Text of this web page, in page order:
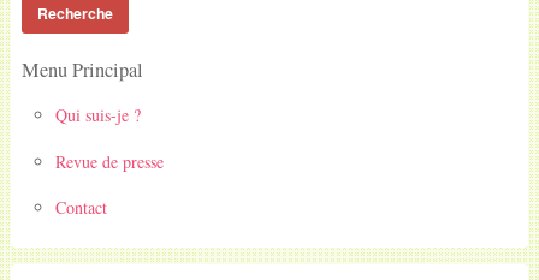
Menu Principal
Qui suis-je ?
Revue de presse
Contact